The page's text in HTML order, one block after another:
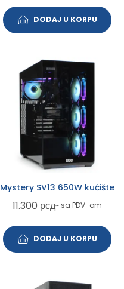
DODAJ U KORPU
Mystery SV13 650W kućište
11.300 рсд~ sa PDV-om
DODAJ U KORPU